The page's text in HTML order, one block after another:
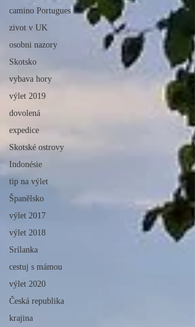
camino Portugues
zivot v UK
osobni nazory
Skotsko
vybava hory
výlet 2019
dovolená
expedice
Skotské ostrovy
Indonésie
tip na výlet
Španělsko
výlet 2017
výlet 2018
Srílanka
cestuj s mámou
výlet 2020
Česká republika
krajina